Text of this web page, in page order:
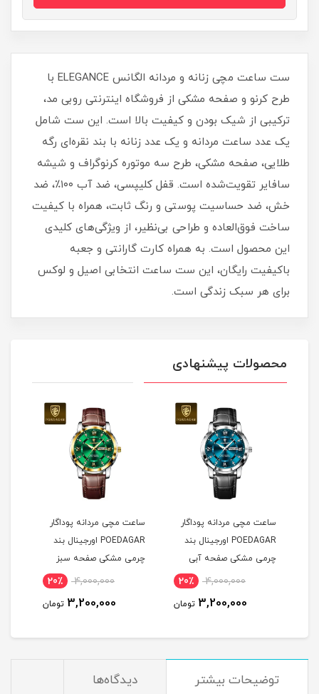
ست ساعت مچی زنانه و مردانه الگانس ELEGANCE با
طرح کرنو و صفحه مشکی از فروشگاه اینترنتی روبی مد،
ترکیبی از شیک بودن و کیفیت بالا است. این ست شامل
یک عدد ساعت مردانه و یک عدد زنانه با بند نقره‌ای رگه
طلایی، صفحه مشکی، طرح سه موتوره کرنوگراف و شیشه
سافایر تقویت‌شده است. قفل کلیپسی، ضد آب ۱۰۰٪، ضد
خش، ضد حساسیت پوستی و رنگ ثابت، همراه با کیفیت
ساخت فوق‌العاده و طراحی بی‌نظیر، از ویژگی‌های کلیدی
این محصول است. به همراه کارت گارانتی و جعبه
باکیفیت رایگان، این ست ساعت انتخابی اصیل و لوکس
برای هر سبک زندگی است.
محصولات پیشنهادی
ساعت مچی مردانه پوداگار
POEDAGAR اورجينال بند
چرمی مشکی صفحه آبی
4,000,000 20٪
3,200,000 تومان
ساعت مچی مردانه پوداگار
POEDAGAR اورجينال بند
چرمی مشکی صفحه سبز
4,000,000 20٪
3,200,000 تومان
توضيحات بيشتر دیدگاه‌ها